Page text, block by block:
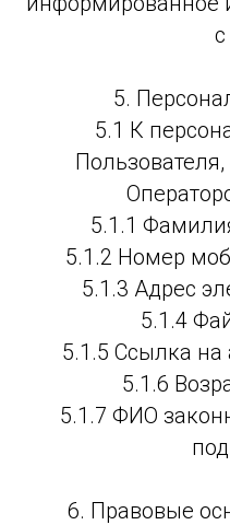
5.
5.1 К
5.1.1
5.1.2 Номер
5.1.3 Адрес
5.1.4
5.1.5 Ссылка на
5.1.6
5.1.7 ФИО
6. Правовые